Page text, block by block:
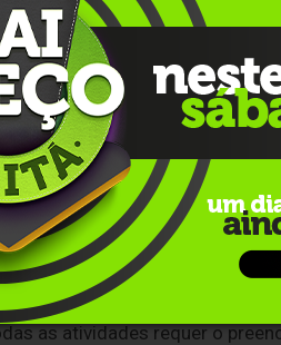
gama de atividades
na pista de patinação,
aquática.
aventura. Os visitantes terão a
master, skate street, testar
pista de patinação.
ABEA em promover o esporte
as atividades requer o